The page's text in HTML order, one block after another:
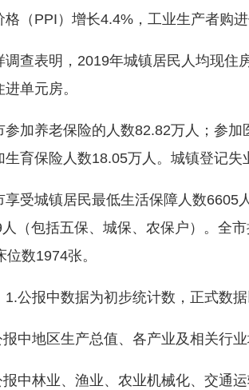
格（PPI）增长4.4%，工业生产者购
表明，2019年城镇居民人均现住房
单元房。
养老保险的人数82.82万人；参加
生育保险人数18.05万人。城镇登记失
城镇居民最低生活保障人数6605人
（包括五保、城保、农保户）。全
位数1974张。
报中数据为初步统计数，正式数据
地区生产总值、各产业及相关行业
林业、渔业、农业机械化、交通运